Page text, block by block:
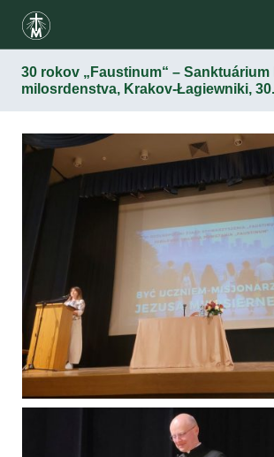
30 rokov „Faustinum“ –
milosrdenstva, Krakov-Łagiewniki,